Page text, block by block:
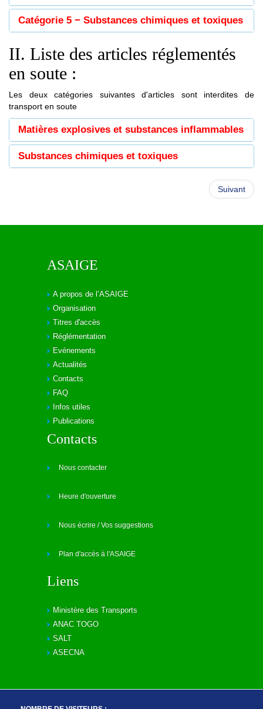
Catégorie 5 − Substances chimiques et toxiques
II. Liste des articles réglementés
en soute :
Les deux catégories suivantes d'articles sont interdites de
transport en soute
Matières explosives et substances inflammables
Substances chimiques et toxiques
Suivant
ASAIGE
A propos de l’ASAIGE
Organisation
Titres d'accès
Réglémentation
Evénements
Actualités
Contacts
FAQ
Infos utiles
Publications
Contacts
Nous contacter
Heure d'ouverture
Nous écrire / Vos suggestions
Plan d'accès à l'ASAIGE
Liens
Ministère des Transports
ANAC TOGO
SALT
ASECNA